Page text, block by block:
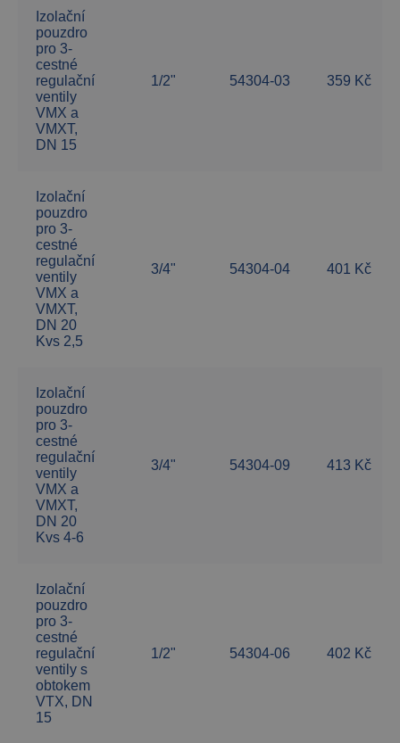
Izolační
pouzdro
pro 3-
cestné
regulační
ventily
VMX a
VMXT,
DN 15
1/2" 54304-03 359 Kč
Izolační
pouzdro
pro 3-
cestné
regulační
ventily
VMX a
VMXT,
DN 20
Kvs 2,5
3/4" 54304-04 401 Kč
Izolační
pouzdro
pro 3-
cestné
regulační
ventily
VMX a
VMXT,
DN 20
Kvs 4-6
3/4" 54304-09 413 Kč
Izolační
pouzdro
pro 3-
cestné
regulační
ventily s
obtokem
VTX, DN
15
1/2" 54304-06 402 Kč